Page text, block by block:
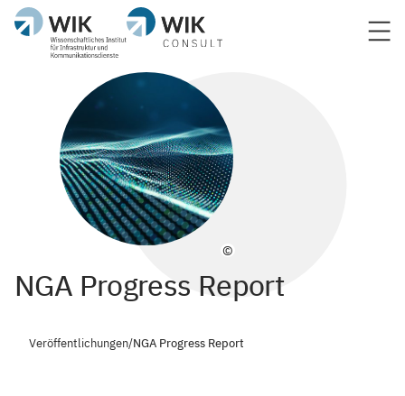
©
NGA Progress Report
Veröffentlichungen/NGA Progress Report